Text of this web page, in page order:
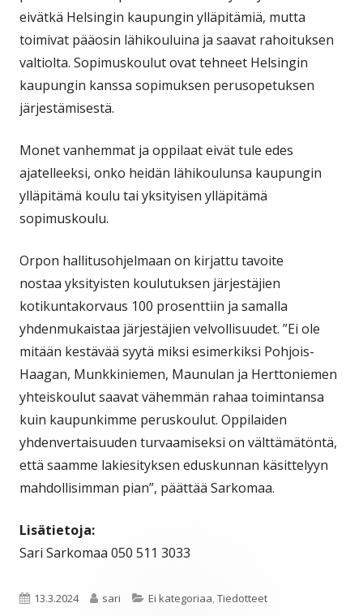
eivätkä Helsingin kaupungin ylläpitämiä, mutta
toimivat pääosin lähikouluina ja saavat rahoituksen
valtiolta. Sopimuskoulut ovat tehneet Helsingin
kaupungin kanssa sopimuksen perusopetuksen
järjestämisestä.
Monet vanhemmat ja oppilaat eivät tule edes
ajatelleeksi, onko heidän lähikoulunsa kaupungin
ylläpitämä koulu tai yksityisen ylläpitämä
sopimuskoulu.
Orpon hallitusohjelmaan on kirjattu tavoite
nostaa yksityisten koulutuksen järjestäjien
kotikuntakorvaus 100 prosenttiin ja samalla
yhdenmukaistaa järjestäjien velvollisuudet. ”Ei ole
mitään kestävää syytä miksi esimerkiksi Pohjois-
Haagan, Munkkiniemen, Maunulan ja Herttoniemen
yhteiskoulut saavat vähemmän rahaa toimintansa
kuin kaupunkimme peruskoulut. Oppilaiden
yhdenvertaisuuden turvaamiseksi on välttämätöntä,
että saamme lakiesityksen eduskunnan käsittelyyn
mahdollisimman pian”, päättää Sarkomaa.
Lisätietoja:
Sari Sarkomaa 050 511 3033
Julkaistu
13.3.2024 Kirjoittaja
sari Kategoriat
Ei kategoriaa,Tiedotteet